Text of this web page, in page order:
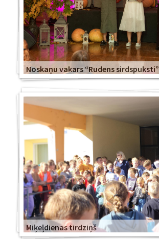
Noskaņu vakars “Rudens sirdspuksti”
Miķeļdienas tirdziņš